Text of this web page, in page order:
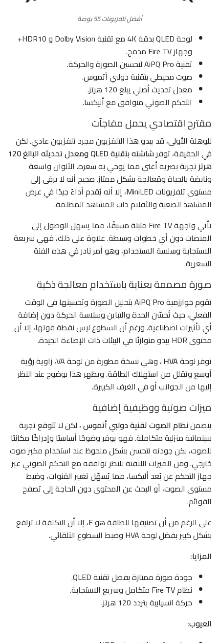
أفضل تلفزيونات 55 بوصة
لوحة QLED بدقة 4K مع تقنية Dolby Vision و HDR10+
وجهاز Fire TV مدمج.
تقنية AiPQ Pro لتحسين الصورة والحركة.
صوت محيطي بتقنية دولبي أتموس.
معدل تحديث أصلي يبلغ 120 هرتز.
التحكم الصوتي متوافق مع أليكسا.
مقترح اقتصادي يحمل مفاجآت
للوهلة الأولى، قد يبدو هذا التلفزيون مجرد تلفزيون عادي. لكن
في الحقيقة، توفر
شاشته بتقنية QLED ومعدل تحديثه البالغ 120
هرتزتجربة بصرية أغنى مما يوحي به سعره. الألوان واسعة
ونابضة بالحياة ومُعالجة بشكل ممتاز. صحيح أنه لا يرقى إلى
مستوى تلفزيونات MiniLED، إلا أنه يُقدم أداءً جيدًا في عرض
المشاهد الصعبة والأفلام ذات المشاهد المظلمة.
تأتي واجهة Fire TV مثبتة مسبقًا، مما يسهل الوصول إلى
المنصات دون أي خطوات وسيطة. علاوة على ذلك، فهي سريعة
الاستجابة وسلسة الاستخدام، وهو أمر نادر في هذه الفئة
السعرية.
صورة مصممة بعناية باستخدام معالجة ذكية
تقوم خوارزمية AiPQ Pro بتحليل الصورة وتحسينها في الوقت
الفعلي، حيث تُحسّن الحدة والتباين وسلاسة الحركة دون إضافة
أي تأثيرات اصطناعية. ورغم أن السطوع ليس نقطة قوتها، إلا أن
محتوى HDR يبدو متوازنًا في البيئات ذات الإضاءة الجيدة.
توفر لوحةHVA
، وهي نسخة مطورة من لوحة VA، زاوية رؤية
أوسع وتقلل من استهلاك الطاقة. ويظهر هذا بوضوح عند النظر
إليها من الجوانب أو في الغرف الكبيرة.
ميزات صوتية ووظيفية إضافية
يتضمننظام الصوت تقنية دولبي أتموس، لكن لا تتوقع تجربة
سينمائية منزلية متكاملة. فهو يوفر وضوحًا أساسيًا وإدراكًا مكانيًا
للصوت، لكن جودته تتحسن بشكل ملحوظ عند استخدام مكبر صوت
خارجي. ومن الميزات اللافتة للنظر توافقه مع التحكم الصوتي عبر
جهاز التحكم عن بُعد أليكسا، مما يُسهّل تغيير القنوات، وضبط
مستوى الصوت، أو البحث عن المحتوى دون الحاجة إلى تصفح
القوائم.
على الرغم من أن تصنيفها للطاقة هو F، إلا أن التكلفة لا ترتفع
بشكل كبير بفضل لوحة HVA وضبط السطوع التلقائي.
المزايا:
جودة صورة ممتازة بفضل تقنية QLED.
نظام Fire TV متكامل وسريع الاستجابة.
حركة انسيابية بتردد 120 هرتز.
العيوب: